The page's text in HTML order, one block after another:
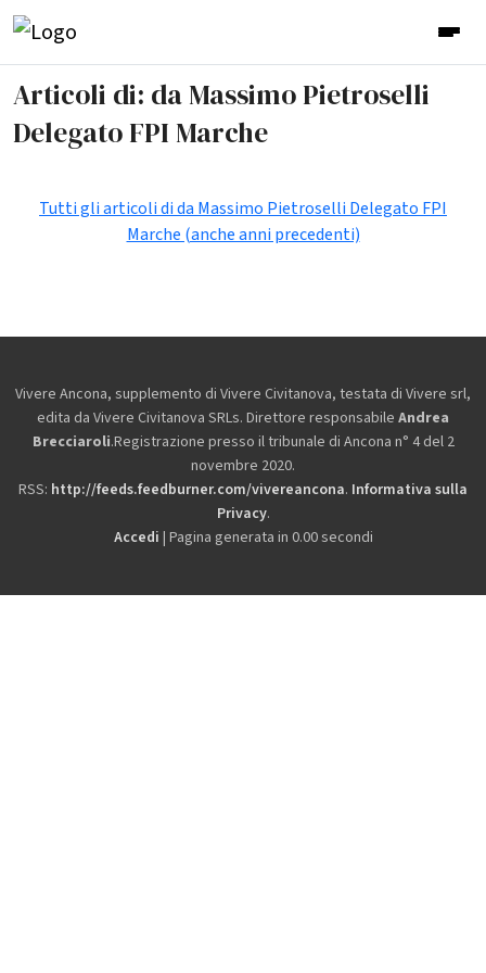
Articoli di: da Massimo Pietroselli
Delegato FPI Marche
Tutti gli articoli di da Massimo Pietroselli Delegato FPI
Marche (anche anni precedenti)
Vivere Ancona, supplemento di Vivere Civitanova, testata di Vivere srl,
edita da Vivere Civitanova SRLs. Direttore responsabile Andrea
Brecciaroli.Registrazione presso il tribunale di Ancona n° 4 del 2
novembre 2020.
RSS: http://feeds.feedburner.com/vivereancona. Informativa sulla
Privacy.
Accedi | Pagina generata in 0.00 secondi